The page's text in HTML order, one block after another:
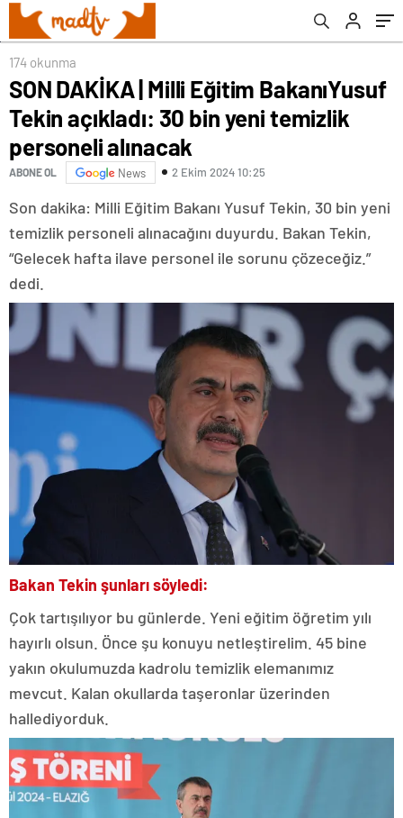
alınacak
174 okunma
SON DAKİKA | Milli Eğitim BakanıYusuf
Tekin açıkladı: 30 bin yeni temizlik
personeli alınacak
ABONE OL News 2 Ekim 2024 10:25
Son dakika: Milli Eğitim Bakanı Yusuf Tekin, 30 bin yeni
temizlik personeli alınacağını duyurdu. Bakan Tekin,
“Gelecek hafta ilave personel ile sorunu çözeceğiz.”
dedi.
Bakan Tekin şunları söyledi:
Çok tartışılıyor bu günlerde. Yeni eğitim öğretim yılı
hayırlı olsun. Önce şu konuyu netleştirelim. 45 bine
yakın okulumuzda kadrolu temizlik elemanımız
mevcut. Kalan okullarda taşeronlar üzerinden
hallediyorduk.